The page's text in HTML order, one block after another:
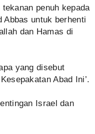
penuh kepada
untuk berhenti
dan Hamas di
yang disebut
Abad Ini’.
Israel dan